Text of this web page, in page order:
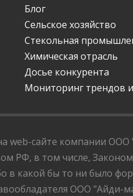
Блог
Сельское хозяйство
Стекольная
Химическая отрасль
Досье конкурента
Мониторинг трендов
web-сайте компании ООО
РФ, в том числе,
в какой бы то ни было
ООО "Айди-